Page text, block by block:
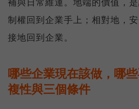
制權回到企業手上；相對地，
接地回到企業。
哪些企業現在該做，哪
複性與三個條件